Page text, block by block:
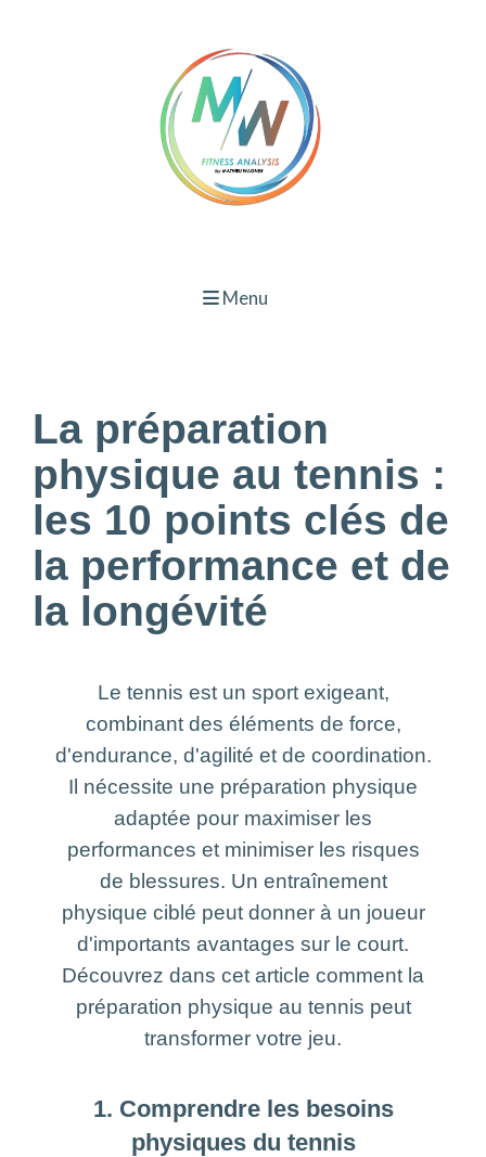
Menu
La préparation
physique au tennis :
les 10 points clés de
la performance et de
la longévité
Le tennis est un sport exigeant,
combinant des éléments de force,
d'endurance, d'agilité et de coordination.
Il nécessite une préparation physique
adaptée pour maximiser les
performances et minimiser les risques
de blessures. Un entraînement
physique ciblé peut donner à un joueur
d'importants avantages sur le court.
Découvrez dans cet article comment la
préparation physique au tennis peut
transformer votre jeu.
1. Comprendre les besoins
physiques du tennis